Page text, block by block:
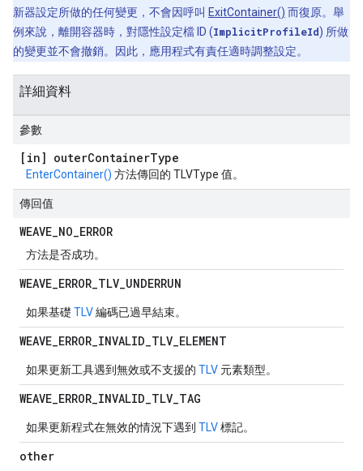
新器設定所做的任何變更，不會因呼叫 ExitContainer() 而復原。舉
例來說，離開容器時，對隱性設定檔 ID (ImplicitProfileId) 所做
的變更並不會撤銷。因此，應用程式有責任適時調整設定。
詳細資料
參數
[in] outerContainerType
EnterContainer() 方法傳回的 TLVType 值。
傳回值
WEAVE_NO_ERROR
方法是否成功。
WEAVE_ERROR_TLV_UNDERRUN
如果基礎 TLV編碼已過早結束。
WEAVE_ERROR_INVALID_TLV_ELEMENT
如果更新工具遇到無效或不支援的 TLV 元素類型。
WEAVE_ERROR_INVALID_TLV_TAG
如果更新程式在無效的情況下遇到 TLV標記。
other